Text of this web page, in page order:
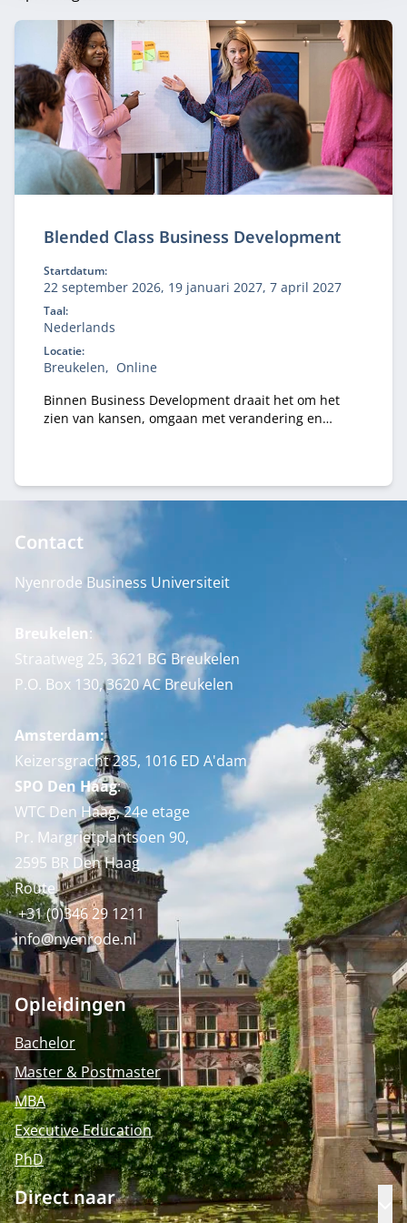
Blended Class Business Development
Startdatum:
22 september 2026, 19 januari 2027, 7 april 2027
Taal:
Nederlands
Locatie:
Breukelen
Online
Binnen Business Development draait het om het
zien van kansen, omgaan met verandering en
Contact
Nyenrode Business Universiteit
Breukelen:
Straatweg 25, 3621 BG Breukelen
P.O. Box 130, 3620 AC Breukelen
Amsterdam:
Keizersgracht 285, 1016 ED A'dam
SPO Den Haag:
WTC Den Haag, 24e etage
Pr. Margrietplantsoen 90,
2595 BR Den Haag
Route
+31 (0)346 29 1211
info@nyenrode.nl
Opleidingen
Bachelor
Master & Postmaster
MBA
Executive Education
PhD
Direct naar